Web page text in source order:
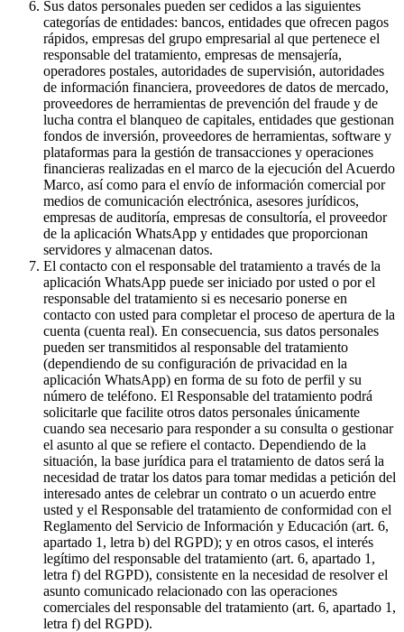
Sus datos personales pueden ser cedidos a las siguientes
categorías de entidades: bancos, entidades que ofrecen pagos
rápidos, empresas del grupo empresarial al que pertenece el
responsable del tratamiento, empresas de mensajería,
operadores postales, autoridades de supervisión, autoridades
de información financiera, proveedores de datos de mercado,
proveedores de herramientas de prevención del fraude y de
lucha contra el blanqueo de capitales, entidades que gestionan
fondos de inversión, proveedores de herramientas, software y
plataformas para la gestión de transacciones y operaciones
financieras realizadas en el marco de la ejecución del Acuerdo
Marco, así como para el envío de información comercial por
medios de comunicación electrónica, asesores jurídicos,
empresas de auditoría, empresas de consultoría, el proveedor
de la aplicación WhatsApp y entidades que proporcionan
servidores y almacenan datos.
El contacto con el responsable del tratamiento a través de la
aplicación WhatsApp puede ser iniciado por usted o por el
responsable del tratamiento si es necesario ponerse en
contacto con usted para completar el proceso de apertura de la
cuenta (cuenta real). En consecuencia, sus datos personales
pueden ser transmitidos al responsable del tratamiento
(dependiendo de su configuración de privacidad en la
aplicación WhatsApp) en forma de su foto de perfil y su
número de teléfono. El Responsable del tratamiento podrá
solicitarle que facilite otros datos personales únicamente
cuando sea necesario para responder a su consulta o gestionar
el asunto al que se refiere el contacto. Dependiendo de la
situación, la base jurídica para el tratamiento de datos será la
necesidad de tratar los datos para tomar medidas a petición del
interesado antes de celebrar un contrato o un acuerdo entre
usted y el Responsable del tratamiento de conformidad con el
Reglamento del Servicio de Información y Educación (art. 6,
apartado 1, letra b) del RGPD); y en otros casos, el interés
legítimo del responsable del tratamiento (art. 6, apartado 1,
letra f) del RGPD), consistente en la necesidad de resolver el
asunto comunicado relacionado con las operaciones
comerciales del responsable del tratamiento (art. 6, apartado 1,
letra f) del RGPD).